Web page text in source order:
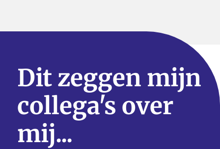
Dit zeggen mijn
collega's over
mij...